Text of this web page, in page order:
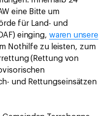
eine Bitte um
für Land- und
einging, waren unsere
Nothilfe zu leisten, zum
(Rettung von
und Rettungseinsätzen